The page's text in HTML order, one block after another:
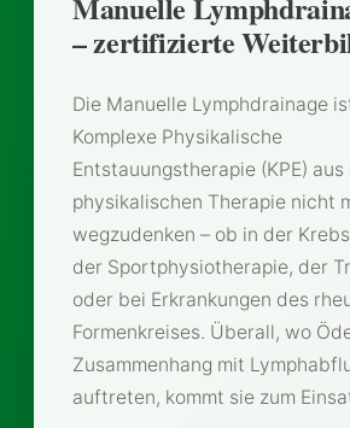
– zertifizierte
Die Manuelle Lymphdrainage
Komplexe Physikalische
Entstauungstherapie (KPE) aus
physikalischen Therapie nicht
wegzudenken – ob in der
der Sportphysiotherapie, der
oder bei Erkrankungen des
Formenkreises. Überall, wo
Zusammenhang mit
auftreten, kommt sie zum